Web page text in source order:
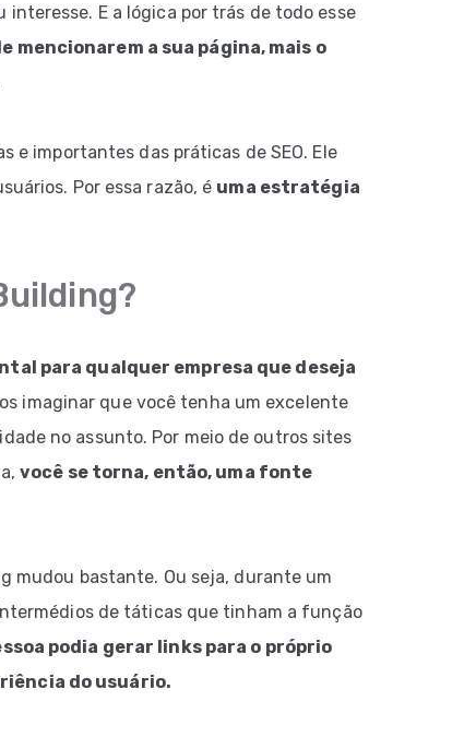
E a lógica por trás de todo esse
mencionarem a sua página, mais o
e importantes das práticas de SEO. Ele
Por essa razão, é uma estratégia
para qualquer empresa que deseja
imaginar que você tenha um excelente
no assunto. Por meio de outros sites
você se torna, então, uma fonte
mudou bastante. Ou seja, durante um
de táticas que tinham a função
podia gerar links para o próprio
do usuário.